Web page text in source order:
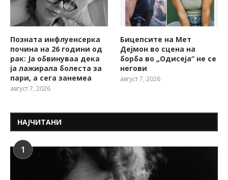
Позната инфлуенсерка
почина на 26 години од
рак: Ја обвинуваа дека
ја лажирала болеста за
пари, а сега занемеа
август 7, 2026
Бицепсите на Мет
Дејмон во сцена на
борба во „Одисеја“ не се
негови
август 7, 2026
НАЈЧИТАНИ
1